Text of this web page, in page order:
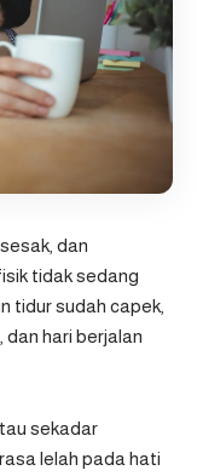
dan
tidak sedang
tidur sudah capek,
dan hari berjalan
sekadar
lelah pada hati